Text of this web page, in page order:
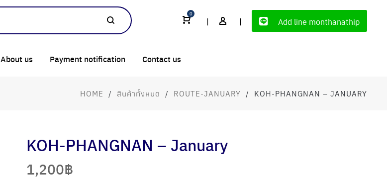
0
| | Add line monthanathip
About us Payment notification Contact us
HOME / สินค้าทั้งหมด / ROUTE-JANUARY / KOH-PHANGNAN – JANUARY
KOH-PHANGNAN – January
1,200฿